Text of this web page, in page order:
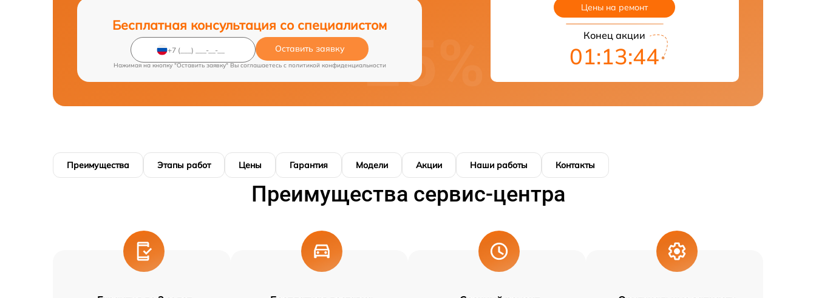
Бесплатная консультация со специалистом
Оставить заявку
Нажимая на кнопку "Оставить заявку" Вы соглашаетесь c политикой конфиденциальности
Цены на ремонт
Конец акции
01:13:42
Преимущества Этапы работ Цены Гарантия Модели Акции Наши работы Контакты
Преимущества сервис-центра